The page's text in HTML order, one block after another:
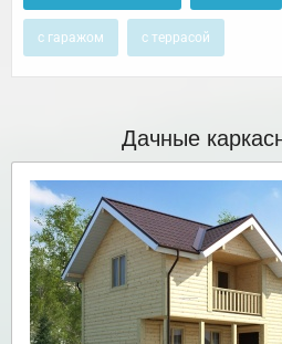
с гаражом с террасой
Дачные